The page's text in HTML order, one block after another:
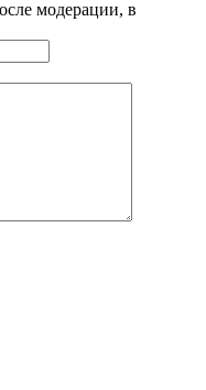
модерации, в